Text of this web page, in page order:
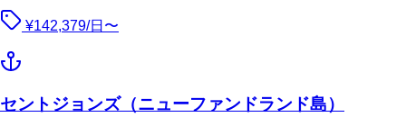
¥142,379/日〜
セントジョンズ（ニューファンドランド島）